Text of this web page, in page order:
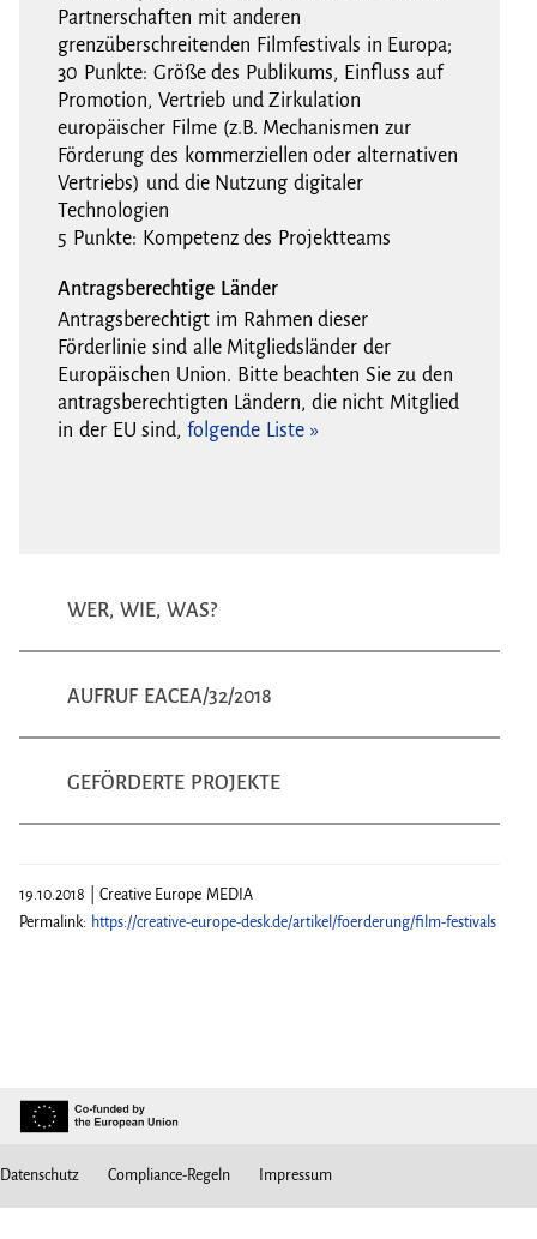
Partnerschaften mit anderen
grenzüberschreitenden Filmfestivals in Europa;
30 Punkte: Größe des Publikums, Einfluss auf
Promotion, Vertrieb und Zirkulation
europäischer Filme (z.B. Mechanismen zur
Förderung des kommerziellen oder alternativen
Vertriebs) und die Nutzung digitaler
Technologien
5 Punkte: Kompetenz des Projektteams
Antragsberechtige Länder
Antragsberechtigt im Rahmen dieser
Förderlinie sind alle Mitgliedsländer der
Europäischen Union. Bitte beachten Sie zu den
antragsberechtigten Ländern, die nicht Mitglied
in der EU sind,folgende Liste »
WER, WIE, WAS?
AUFRUF EACEA/32/2018
GEFÖRDERTE PROJEKTE
19.10.2018 | Creative Europe MEDIA
Permalink: https://creative-europe-desk.de/artikel/foerderung/film-festivals
Datenschutz Compliance-Regeln Impressum